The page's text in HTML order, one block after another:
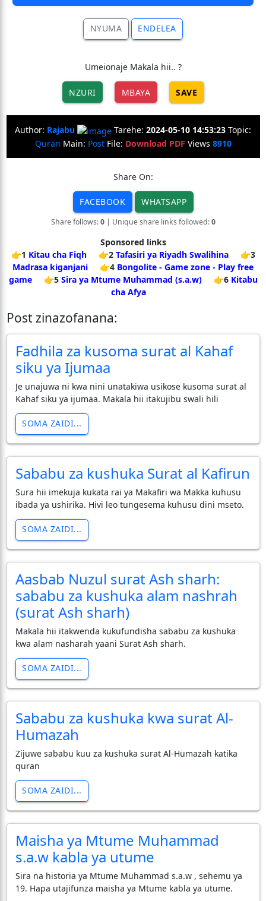
NYUMA ENDELEA
Umeionaje Makala hii.. ?
NZURI MBAYA SAVE
Author: Rajabu Tarehe: 2024-05-10 14:53:23 Topic:
Quran Main: PostFile: Download PDF Views 8910
Share On:
FACEBOOK WHATSAPP
Share follows:0| Unique share links followed:0
Sponsored links
👉1 Kitau cha Fiqh 👉2 Tafasiri ya Riyadh Swalihina
👉3
Madrasa kiganjani
👉4 Bongolite - Game zone - Play free
game
👉5 Sira ya Mtume Muhammad (s.a.w) 👉6 Kitabu
cha Afya
Post zinazofanana:
Fadhila za kusoma surat al Kahaf
siku ya Ijumaa
Je unajuwa ni kwa nini unatakiwa usikose kusoma surat al
Kahaf siku ya ijumaa. Makala hii itakujibu swali hili
SOMA ZAIDI...
Sababu za kushuka Surat al Kafirun
Sura hii imekuja kukata rai ya Makafiri wa Makka kuhusu
ibada ya ushirika. Hivi leo tungesema kuhusu dini mseto.
SOMA ZAIDI...
Aasbab Nuzul surat Ash sharh:
sababu za kushuka alam nashrah
(surat Ash sharh)
Makala hii itakwenda kukufundisha sababu za kushuka
kwa alam nasharah yaani Surat Ash sharh.
SOMA ZAIDI...
Sababu za kushuka kwa surat Al-
Humazah
Zijuwe sababu kuu za kushuka surat Al-Humazah katika
quran
SOMA ZAIDI...
Maisha ya Mtume Muhammad
s.a.w kabla ya utume
Sira na historia ya Mtume Muhammad s.a.w , sehemu ya
19. Hapa utajifunza maisha ya Mtume kabla ya utume.